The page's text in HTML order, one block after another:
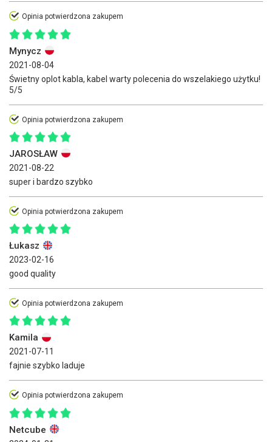
Opinia potwierdzona zakupem
Mynycz
2021-08-04
Świetny oplot kabla, kabel warty polecenia do wszelakiego użytku!
5/5
Opinia potwierdzona zakupem
JAROSŁAW
2021-08-22
super i bardzo szybko
Opinia potwierdzona zakupem
Łukasz
2023-02-16
good quality
Opinia potwierdzona zakupem
Kamila
2021-07-11
fajnie szybko laduje
Opinia potwierdzona zakupem
Netcube